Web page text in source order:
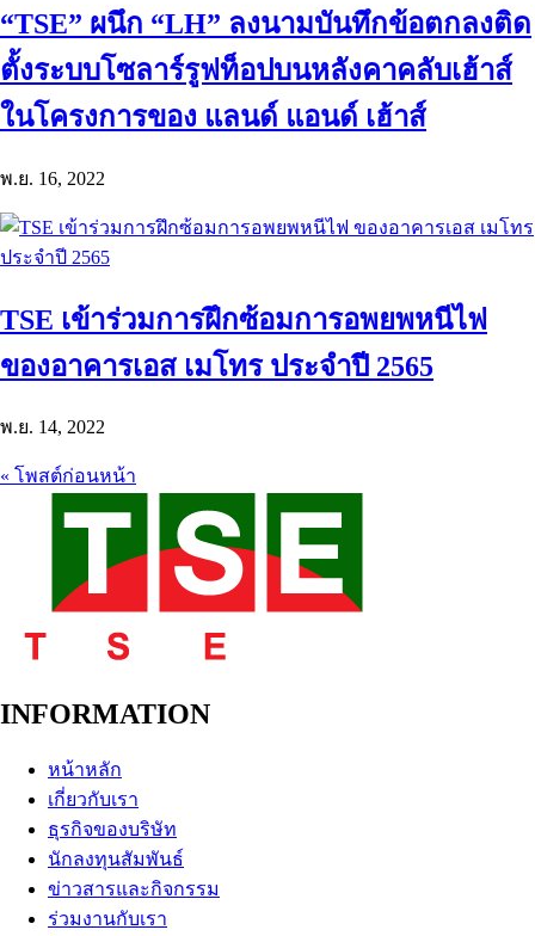
“TSE” ผนึก “LH” ลงนามบันทึกข้อตกลงติด
ตั้งระบบโซลาร์รูฟท็อปบนหลังคาคลับเฮ้าส์
ในโครงการของ แลนด์ แอนด์ เฮ้าส์
พ.ย. 16, 2022
TSE เข้าร่วมการฝึกซ้อมการอพยพหนีไฟ
ของอาคารเอส เมโทร ประจำปี 2565
พ.ย. 14, 2022
« โพสต์ก่อนหน้า
INFORMATION
หน้าหลัก
เกี่ยวกับเรา
ธุรกิจของบริษัท
นักลงทุนสัมพันธ์
ข่าวสารและกิจกรรม
ร่วมงานกับเรา